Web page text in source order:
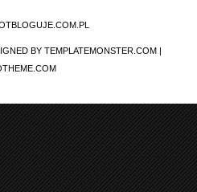
BY TEMPLATEMONSTER.COM |